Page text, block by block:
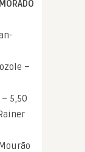
–
5,50